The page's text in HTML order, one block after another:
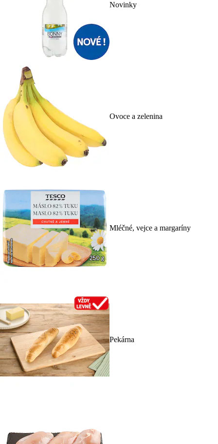
Novinky
Ovoce a zelenina
Mléčné, vejce a margaríny
Pekárna